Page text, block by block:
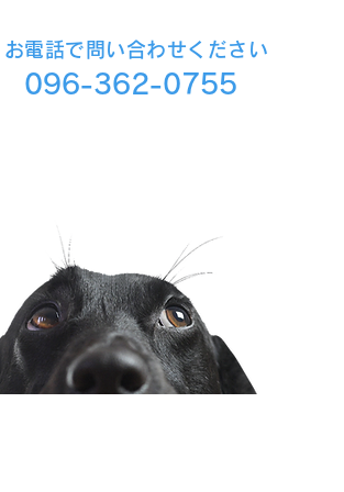
​お電話で問い合わせください
096-362-0755